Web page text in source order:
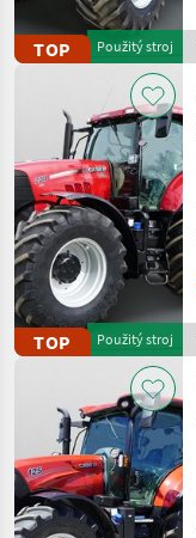
TOP Použitý stroj
TOP Použitý stroj